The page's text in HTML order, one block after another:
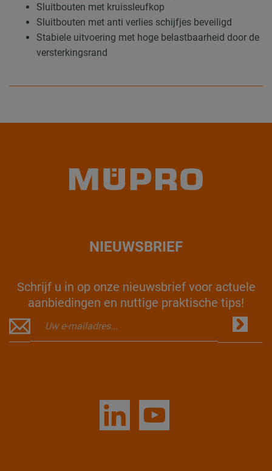
Sluitbouten met kruissleufkop
Sluitbouten met anti verlies schijfjes beveiligd
Stabiele uitvoering met hoge belastbaarheid door de
versterkingsrand
NIEUWSBRIEF
Schrijf u in op onze nieuwsbrief voor actuele
aanbiedingen en nuttige praktische tips!